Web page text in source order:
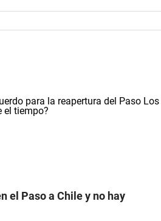
el Paso a Chile y no hay